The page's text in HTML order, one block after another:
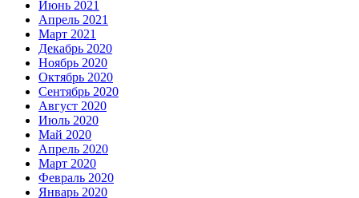
Июнь 2021
Апрель 2021
Март 2021
Декабрь 2020
Ноябрь 2020
Октябрь 2020
Сентябрь 2020
Август 2020
Июль 2020
Май 2020
Апрель 2020
Март 2020
Февраль 2020
Январь 2020